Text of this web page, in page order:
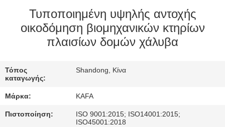
ΣΧΕΤΙΚΆ
ΜΕ
ΞΕΝΆΓΗΣΗ
ΣΤΟ
Τυποποιημένη υψηλής αντοχής
οικοδόμηση βιομηχανικών κτηρίων
πλαισίων δομών χάλυβα
Τόπος
καταγωγής:
Shandong, Κίνα
Μάρκα: KAFA
Πιστοποίηση:
ISO 9001:2015; ISO14001:2015;
ISO45001:2018